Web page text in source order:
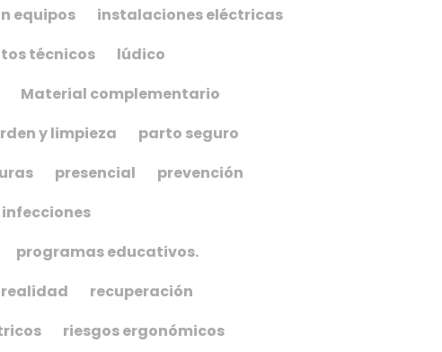
equipos
instalaciones eléctricas
técnicos
lúdico
Material complementario
y limpieza
parto seguro
presencial
prevención
programas educativos.
realidad
recuperación
riesgos ergonómicos